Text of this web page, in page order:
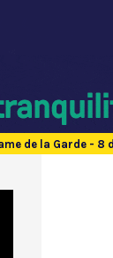
de la Garde - 8